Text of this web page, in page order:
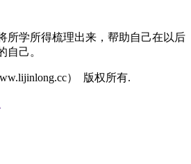
所学所得梳理出来，帮助自己在以后
自己。
） 版权所有.